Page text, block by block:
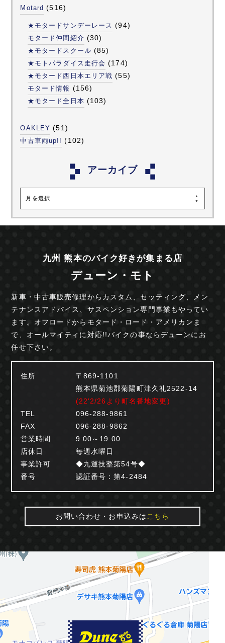
Motard (516)
★モタードサンデーレース (94)
モタード仲間紹介 (30)
★モタードスクール (85)
★モトパラダイス走行会 (174)
★モタード西日本エリア戦 (55)
モタード情報 (156)
★モタード全日本 (103)
OAKLEY (51)
中古車両up!! (102)
アーカイブ
月を選択
九州 熊本のバイク好きが集まる店
デューン・モト
新車・中古車販売修理からカスタム、セッティング、
メン
テナンスアドバイス、サスペンション専門事業もやってい
ます。オフロードからモタード・ロード・ アメリカンま
で、オールマイティに対応!!バイクの事ならデューンにお
任せ下さい。
住所
〒869-1101
熊本県菊池郡菊陽町津久礼2522-14
(22'2/26より町名番地変更)
TEL
096-288-9861
FAX
096-288-9862
営業時間
9:00～19:00
店休日
毎週水曜日
事業許可
番号
◆九運技整第54号◆
認証番号：第4-2484
お問い合わせ・お申込みはこちら